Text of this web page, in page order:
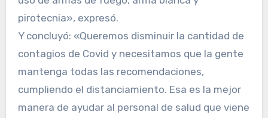
pirotecnia», expresó.
Y concluyó: «Queremos disminuir la cantidad de
contagios de Covid y necesitamos que la gente
mantenga todas las recomendaciones,
cumpliendo el distanciamiento. Esa es la mejor
manera de ayudar al personal de salud que viene